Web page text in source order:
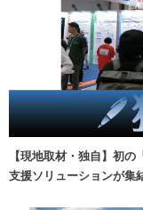
【現地取材・独自】初
支援ソリューションが集